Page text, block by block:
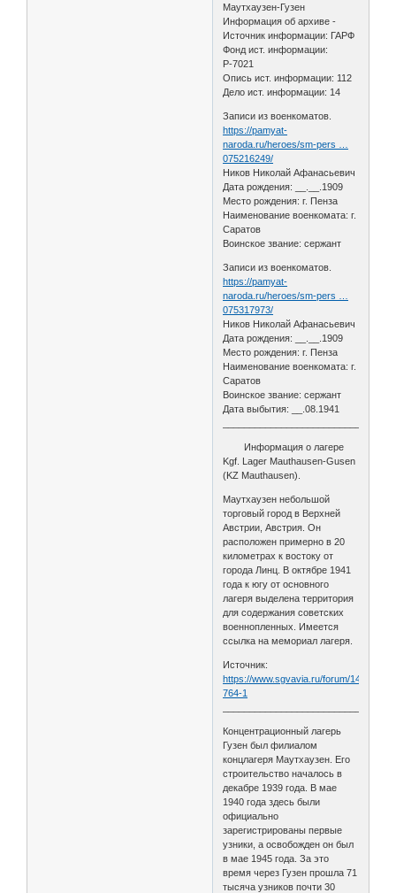
Маутхаузен-Гузен
Информация об архиве -
Источник информации: ГАРФ
Фонд ист. информации:
Р-7021
Опись ист. информации: 112
Дело ист. информации: 14
Записи из военкоматов.
https://pamyat-
naroda.ru/heroes/sm-pers …
075216249/
Ников Николай Афанасьевич
Дата рождения: __.__.1909
Место рождения: г. Пенза
Наименование военкомата: г.
Саратов
Воинское звание: сержант
Записи из военкоматов.
https://pamyat-
naroda.ru/heroes/sm-pers …
075317973/
Ников Николай Афанасьевич
Дата рождения: __.__.1909
Место рождения: г. Пенза
Наименование военкомата: г.
Саратов
Воинское звание: сержант
Дата выбытия: __.08.1941
Информация о лагере
Kgf. Lager Mauthausen-Gusen
(KZ Mauthausen).
Маутхаузен небольшой
торговый город в Верхней
Австрии, Австрия. Он
расположен примерно в 20
километрах к востоку от
города Линц. В октябре 1941
года к югу от основного
лагеря выделена территория
для содержания советских
военнопленных. Имеется
ссылка на мемориал лагеря.
Источник:
https://www.sgvavia.ru/forum/147-
764-1
Концентрационный лагерь
Гузен был филиалом
концлагеря Маутхаузен. Его
строительство началось в
декабре 1939 года. В мае
1940 года здесь были
официально
зарегистрированы первые
узники, а освобожден он был
в мае 1945 года. За это
время через Гузен прошла 71
тысяча узников почти 30